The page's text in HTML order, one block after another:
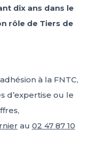
dix ans dans le
rôle de Tiers de
à la FNTC,
d’expertise ou le
au 02 47 87 10